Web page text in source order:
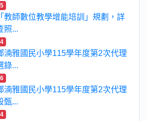
教師數位教學增能培訓」規劃，詳
照...
湳雅國民小學115學年度第2次代理
錄...
湳雅國民小學115學年度第2次代理
甄...